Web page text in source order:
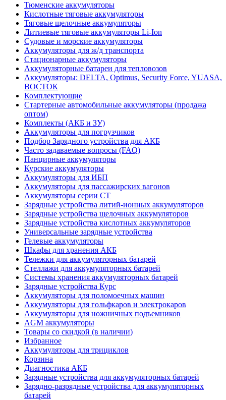
Тюменские аккумуляторы
Кислотные тяговые аккумуляторы
Тяговые щелочные аккумуляторы
Литиевые тяговые аккумуляторы Li-Ion
Судовые и морские аккумуляторы
Аккумуляторы для ж/д транспорта
Стационарные аккумуляторы
Аккумуляторные батареи для тепловозов
Аккумуляторы: DELTA, Optimus, Security Force, YUASA,
ВОСТОК
Комплектующие
Стартерные автомобильные аккумуляторы (продажа
оптом)
Комплекты (АКБ и ЗУ)
Аккумуляторы для погрузчиков
Подбор Зарядного устройства для АКБ
Часто задаваемые вопросы (FAQ)
Панцирные аккумуляторы
Курские аккумуляторы
Аккумуляторы для ИБП
Аккумуляторы для пассажирских вагонов
Аккумуляторы серии СТ
Зарядные устройства литий-ионных аккумуляторов
Зарядные устройства щелочных аккумуляторов
Зарядные устройства кислотных аккумуляторов
Универсальные зарядные устройства
Гелевые аккумуляторы
Шкафы для хранения АКБ
Тележки для аккумуляторных батарей
Стеллажи для аккумуляторных батарей
Системы хранения аккумуляторных батарей
Зарядные устройства Курс
Аккумуляторы для поломоечных машин
Аккумуляторы для гольфкаров и электрокаров
Аккумуляторы для ножничных подъемников
AGM аккумуляторы
Товары со скидкой (в наличии)
Избранное
Аккумуляторы для трициклов
Корзина
Диагностика АКБ
Зарядные устройства для аккумуляторных батарей
Зарядно-разрядные устройства для аккумуляторных
батарей